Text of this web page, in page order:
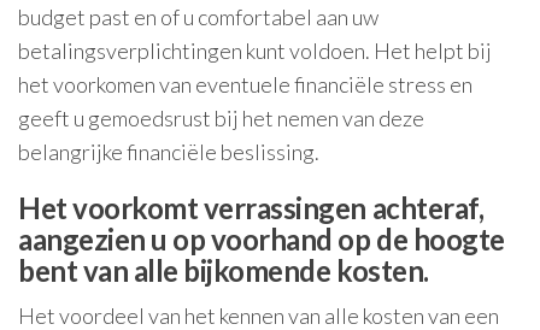
budget past en of u comfortabel aan uw
betalingsverplichtingen kunt voldoen. Het helpt bij
het voorkomen van eventuele financiële stress en
geeft u gemoedsrust bij het nemen van deze
belangrijke financiële beslissing.
Het voorkomt verrassingen achteraf,
aangezien u op voorhand op de hoogte
bent van alle bijkomende kosten.
Het voordeel van het kennen van alle kosten van een